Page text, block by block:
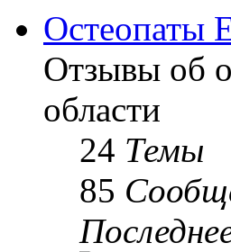
Остеопаты
Отзывы об
области
24 Темы
85